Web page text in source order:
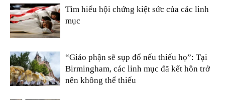
Tìm hiểu hội chứng kiệt sức của các linh
mục
“Giáo phận sẽ sụp đổ nếu thiếu họ”: Tại
Birmingham, các linh mục đã kết hôn trở
nên không thể thiếu